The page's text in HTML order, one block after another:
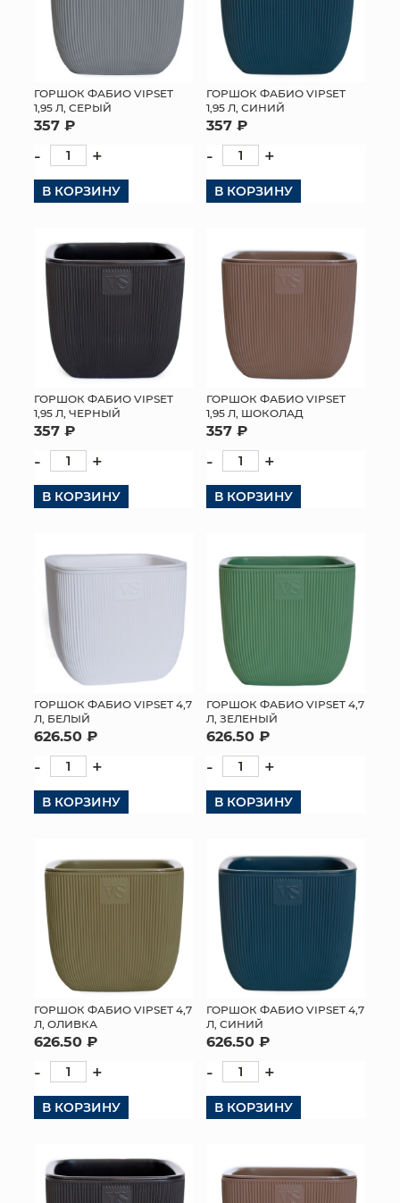
ГОРШОК ФАБИО VIPSET
1,95 Л, СЕРЫЙ
357 ₽
- +
В КОРЗИНУ
ГОРШОК ФАБИО VIPSET
1,95 Л, СИНИЙ
357 ₽
- +
В КОРЗИНУ
ГОРШОК ФАБИО VIPSET
1,95 Л, ЧЕРНЫЙ
357 ₽
- +
В КОРЗИНУ
ГОРШОК ФАБИО VIPSET
1,95 Л, ШОКОЛАД
357 ₽
- +
В КОРЗИНУ
ГОРШОК ФАБИО VIPSET 4,7
Л, БЕЛЫЙ
626.50 ₽
- +
В КОРЗИНУ
ГОРШОК ФАБИО VIPSET 4,7
Л, ЗЕЛЕНЫЙ
626.50 ₽
- +
В КОРЗИНУ
ГОРШОК ФАБИО VIPSET 4,7
Л, ОЛИВКА
626.50 ₽
- +
В КОРЗИНУ
ГОРШОК ФАБИО VIPSET 4,7
Л, СИНИЙ
626.50 ₽
- +
В КОРЗИНУ